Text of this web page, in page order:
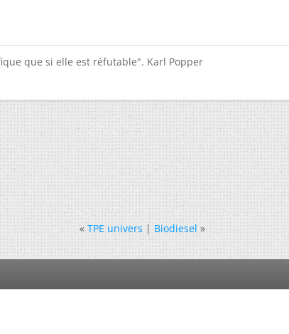
que si elle est réfutable". Karl Popper
« TPE univers|Biodiesel »